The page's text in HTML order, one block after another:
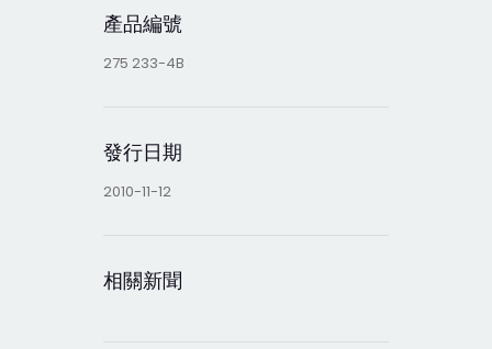
產品編號
275 233-4B
發行日期
2010-11-12
相關新聞